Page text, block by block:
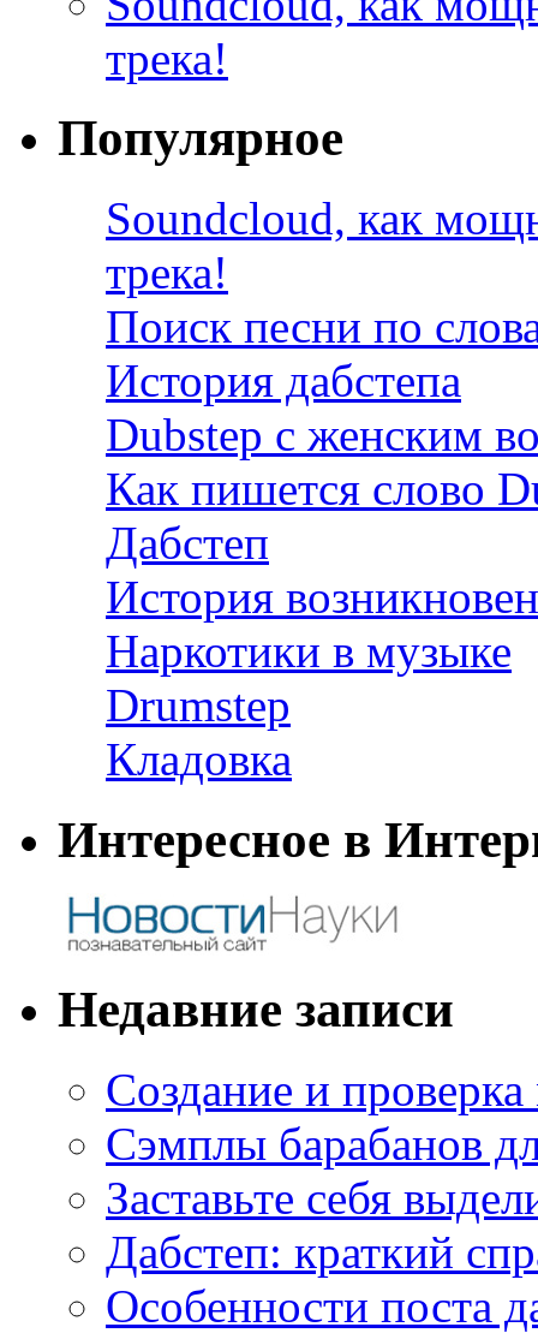
трека!
Популярное
Soundcloud, как
трека!
Поиск песни по
История дабстепа
Dubstep с женским
Как пишется слово
Дабстеп
История
Наркотики в музыке
Drumstep
Кладовка
Интересное в
Недавние записи
Создание и
Сэмплы барабанов
Заставьте себя
Дабстеп: краткий
Особенности поста